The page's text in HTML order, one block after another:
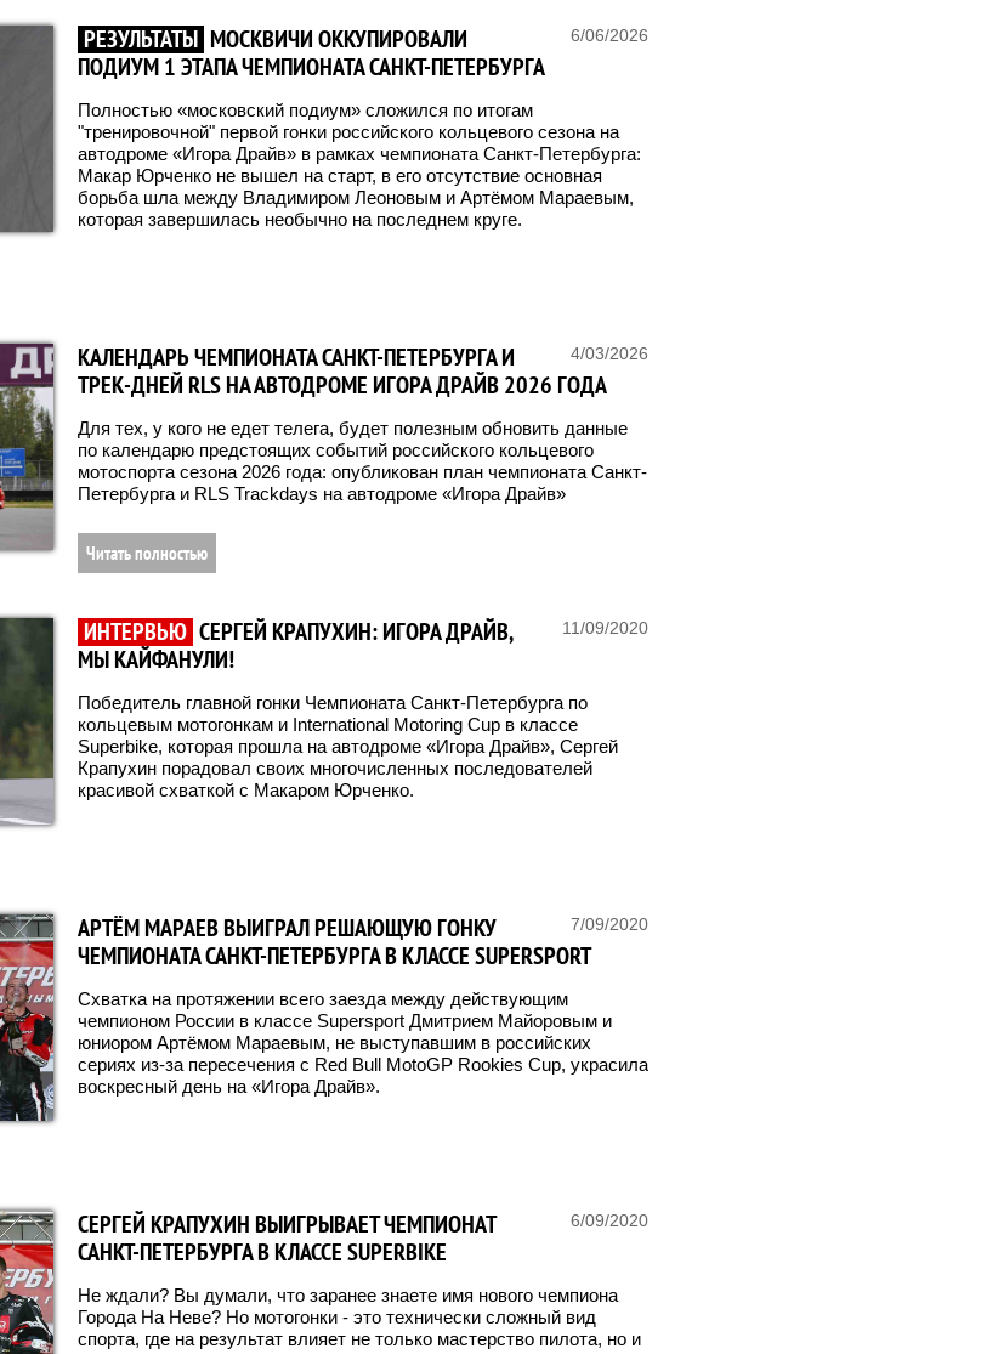
РЕЗУЛЬТАТЫ 6/06/2026
МОСКВИЧИ ОККУПИРОВАЛИ
ПОДИУМ 1 ЭТАПА ЧЕМПИОНАТА САНКТ-ПЕТЕРБУРГА
Полностью «московский подиум» сложился по итогам
"тренировочной" первой гонки российского кольцевого сезона на
автодроме «Игора Драйв» в рамках чемпионата Санкт-Петербурга:
Макар Юрченко не вышел на старт, в его отсутствие основная
борьба шла между Владимиром Леоновым и Артёмом Мараевым,
которая завершилась необычно на последнем круге.
4/03/2026
КАЛЕНДАРЬ ЧЕМПИОНАТА САНКТ-ПЕТЕРБУРГА И
ТРЕК-ДНЕЙ RLS НА АВТОДРОМЕ ИГОРА ДРАЙВ 2026 ГОДА
Для тех, у кого не едет телега, будет полезным обновить данные
по календарю предстоящих событий российского кольцевого
мотоспорта сезона 2026 года: опубликован план чемпионата Санкт-
Петербурга и RLS Trackdays на автодроме «Игора Драйв»
Читать полностью
ИНТЕРВЬЮ 11/09/2020
СЕРГЕЙ КРАПУХИН: ИГОРА ДРАЙВ,
МЫ КАЙФАНУЛИ!
Победитель главной гонки Чемпионата Санкт-Петербурга по
кольцевым мотогонкам и International Motoring Cup в классе
Superbike, которая прошла на автодроме «Игора Драйв», Сергей
Крапухин порадовал своих многочисленных последователей
красивой схваткой с Макаром Юрченко.
7/09/2020
АРТЁМ МАРАЕВ ВЫИГРАЛ РЕШАЮЩУЮ ГОНКУ
ЧЕМПИОНАТА САНКТ-ПЕТЕРБУРГА В КЛАССЕ SUPERSPORT
Схватка на протяжении всего заезда между действующим
чемпионом России в классе Supersport Дмитрием Майоровым и
юниором Артёмом Мараевым, не выступавшим в российских
сериях из-за пересечения с Red Bull MotoGP Rookies Cup, украсила
воскресный день на «Игора Драйв».
6/09/2020
СЕРГЕЙ КРАПУХИН ВЫИГРЫВАЕТ ЧЕМПИОНАТ
САНКТ-ПЕТЕРБУРГА В КЛАССЕ SUPERBIKE
Не ждали? Вы думали, что заранее знаете имя нового чемпиона
Города На Неве? Но мотогонки - это технически сложный вид
спорта, где на результат влияет не только мастерство пилота, но и